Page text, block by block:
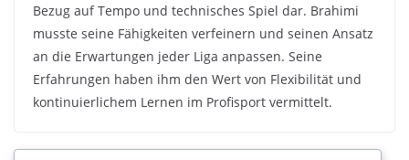
Bezug auf Tempo und technisches Spiel dar. Brahimi
musste seine Fähigkeiten verfeinern und seinen Ansatz
an die Erwartungen jeder Liga anpassen. Seine
Erfahrungen haben ihm den Wert von Flexibilität und
kontinuierlichem Lernen im Profisport vermittelt.